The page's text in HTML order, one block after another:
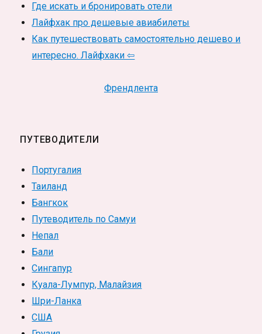
Где искать и бронировать отели
Лайфхак про дешевые авиабилеты
Как путешествовать самостоятельно дешево и
интересно. Лайфхаки ⇦
Френдлента
ПУТЕВОДИТЕЛИ
Португалия
Таиланд
Бангкок
Путеводитель по Самуи
Непал
Бали
Сингапур
Куала-Лумпур, Малайзия
Шри-Ланка
США